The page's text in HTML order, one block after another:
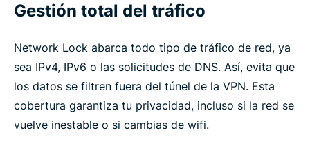
Gestión total del tráfico
Network Lock abarca todo tipo de tráfico de red, ya
sea IPv4, IPv6 o las solicitudes de DNS. Así, evita que
los datos se filtren fuera del túnel de la VPN. Esta
cobertura garantiza tu privacidad, incluso si la red se
vuelve inestable o si cambias de wifi.